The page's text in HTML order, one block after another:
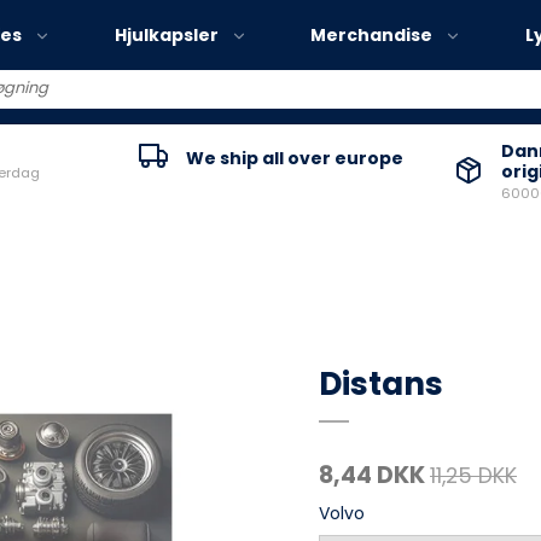
Volvo EX30
Hjulkapsler Merchandise
We ship all over europe
Distans
8,44 DKK11,25 DKK
Volvo